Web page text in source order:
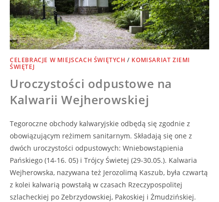
CELEBRACJE W MIEJSCACH ŚWIĘTYCH / KOMISARIAT ZIEMI
ŚWIĘTEJ
Uroczystości odpustowe na
Kalwarii Wejherowskiej
Tegoroczne obchody kalwaryjskie odbędą się zgodnie z
obowiązującym reżimem sanitarnym. Składają się one z
dwóch uroczystości odpustowych: Wniebowstąpienia
Pańskiego (14-16. 05) i Trójcy Świetej (29-30.05.). Kalwaria
Wejherowska, nazywana też Jerozolimą Kaszub, była czwartą
z kolei kalwarią powstałą w czasach Rzeczypospolitej
szlacheckiej po Zebrzydowskiej, Pakoskiej i Żmudzińskiej.